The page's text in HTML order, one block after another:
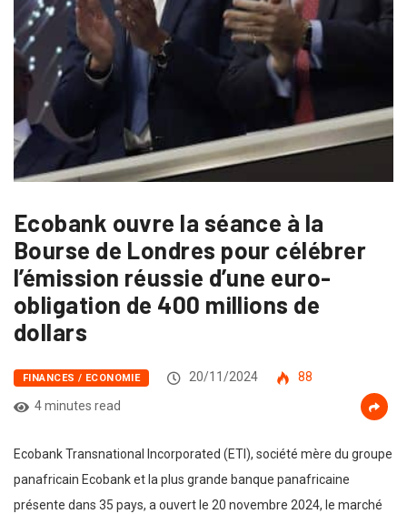
Ecobank ouvre la séance à la
Bourse de Londres pour célébrer
l’émission réussie d’une euro-
obligation de 400 millions de
dollars
FINANCES / ECONOMIE 20/11/2024
88
4 minutes read
Ecobank Transnational Incorporated (ETI), société mère du groupe
panafricain Ecobank et la plus grande banque panafricaine
présente dans 35 pays, a ouvert le 20 novembre 2024, le marché